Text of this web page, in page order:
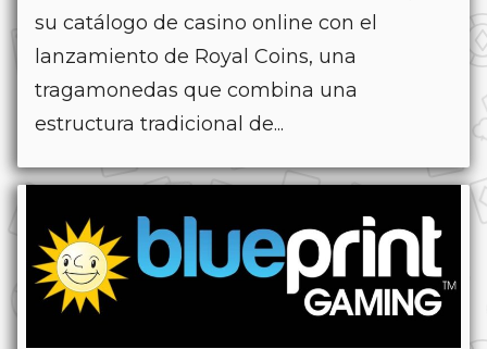
su catálogo de casino online con el
lanzamiento de Royal Coins, una
tragamonedas que combina una
estructura tradicional de...